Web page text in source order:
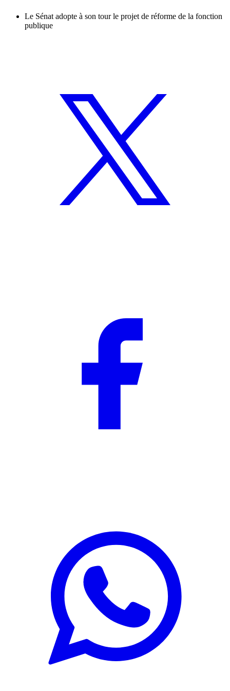
Le Sénat adopte à son tour le projet de réforme de la fonction
publique